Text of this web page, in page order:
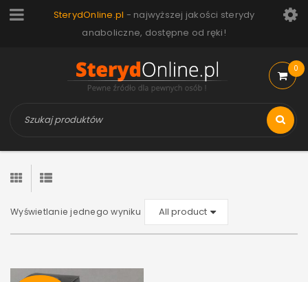
SterydOnline.pl - najwyższej jakości sterydy
anaboliczne, dostępne od ręki!
0
Wyświetlanie jednego wyniku